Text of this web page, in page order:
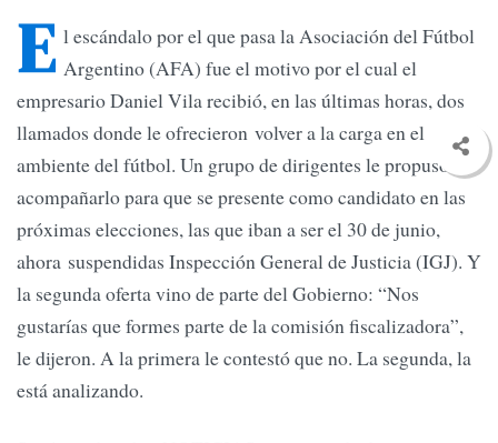
E l escándalo por el que pasa la Asociación del Fútbol
Argentino (AFA) fue el motivo por el cual el
empresario Daniel Vila recibió, en las últimas horas, dos
llamados donde le ofrecieron volver a la carga en el
ambiente del fútbol. Un grupo de dirigentes le propuso
acompañarlo para que se presente como candidato en las
próximas elecciones, las que iban a ser el 30 de junio,
ahora suspendidas Inspección General de Justicia (IGJ). Y
la segunda oferta vino de parte del Gobierno: “Nos
gustarías que formes parte de la comisión fiscalizadora”,
le dijeron. A la primera le contestó que no. La segunda, la
está analizando.